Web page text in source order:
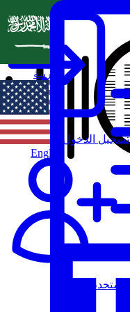
تسجيل الدخول
مستخدم جديد
العربية
English